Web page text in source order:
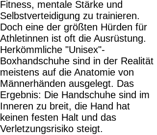
Fitness, mentale Stärke und
Selbstverteidigung zu trainieren.
Doch eine der größten Hürden für
Athletinnen ist oft die Ausrüstung.
Herkömmliche "Unisex"-
Boxhandschuhe sind in der Realität
meistens auf die Anatomie von
Männerhänden ausgelegt. Das
Ergebnis: Die Handschuhe sind im
Inneren zu breit, die Hand hat
keinen festen Halt und das
Verletzungsrisiko steigt.